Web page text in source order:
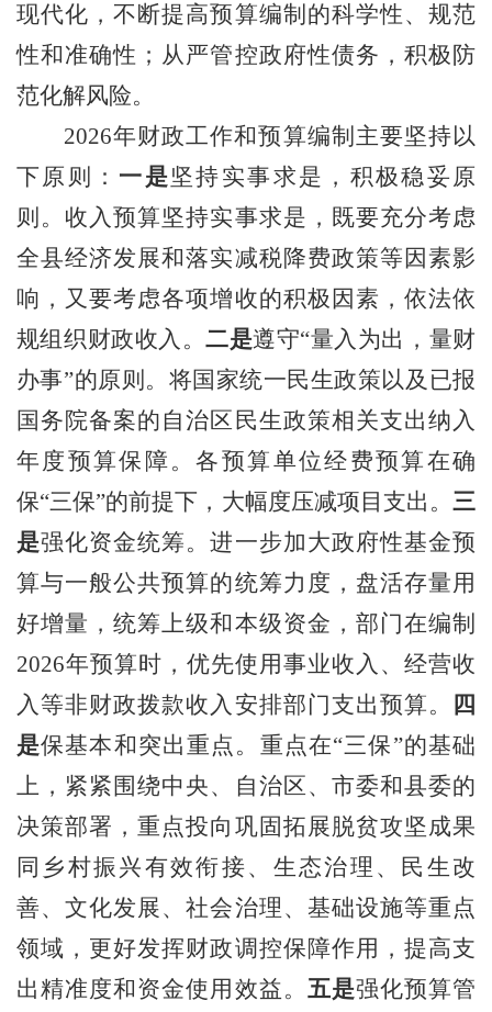
现代化，不断提高预算编制的科学性、规范
性和准确性；从严管控政府性债务，积极防
范化解风险。
2026年财政工作和预算编制主要坚持以
下原则： 一是坚持实事求是，积极稳妥原
则。收入预算坚持实事求是，既要充分考虑
全县经济发展和落实减税降费政策等因素影
响，又要考虑各项增收的积极因素，依法依
规组织财政收入。二是遵守“量入为出，量财
办事”的原则。 将国家统一民生政策以及已报
国务院备案的自治区民生政策相关支出纳入
年度预算保障。各预算单位经费预算在确
保“三保”的前提下，大幅度压减项目支出。三
是强化资金统筹。进一步加大政府性基金预
算与一般公共预算的统筹力度，盘活存量用
好增量，统筹上级和本级资金，部门在编制
2026年预算时，优先使用事业收入、经营收
入等非财政拨款收入安排部门支出预算。
四
是保基本和突出重点。重点在“三保”的基础
上，紧紧围绕中央、自治区、市委和县委的
决策部署，重点投向 巩固拓展脱贫攻坚成果
同乡村振兴有效衔接、生态治理、民生改
善、文化发展、社会治理、基础设施等重点
领域，更好发挥财政调控保障作用，提高支
出精准度和资金使用效益。 五是强化预算管